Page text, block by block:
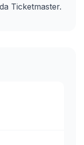
Ticketmaster.